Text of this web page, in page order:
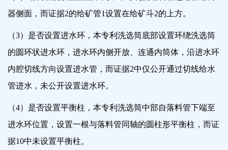
器侧面，而证据2的给矿管1设置在给矿斗2的上方。
（3）是否设置进水环，本专利洗选筒底部设置环绕洗选筒
的圆环状进水环，进水环内侧开放、连通内筒体，沿进水环
内腔切线方向设置进水管，而证据2中仅公开通过切线给水
管进水，未公开设置进水环。
（4）是否设置平衡柱，本专利洗选筒中部自落料管下端至
进水环位置，设置一根与落料管同轴的圆柱形平衡柱，而证
据10中未设置平衡柱。